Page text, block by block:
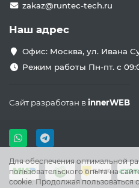
Для обеспечения оптимальной
пользовательского опыта на
cookie. Продолжая пользоваться
zakaz@runtec-tech.ru
Наш адрес
Офис: Москва, ул. Ивана
Режим работы Пн-пт. с
Сайт разработан вinnerWEB